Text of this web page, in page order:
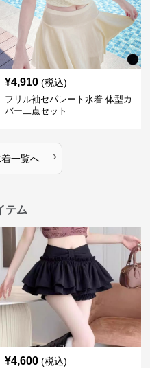
¥4,910 (税込)
フリル袖セパレート水着 体型カ
バー二点セット
一覧へ ›
テム
¥4,600 (税込)